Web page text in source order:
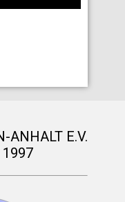
ANHALT E.V.
1997